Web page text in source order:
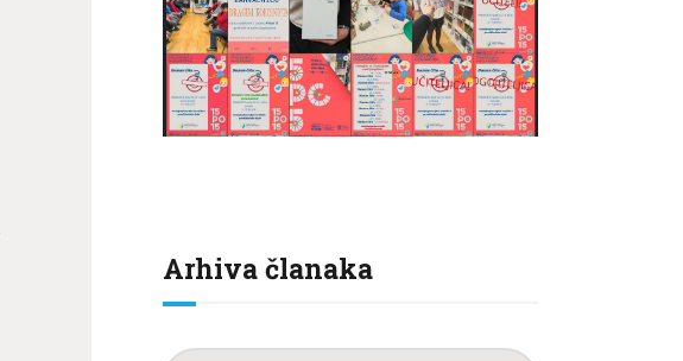
Arhiva članaka